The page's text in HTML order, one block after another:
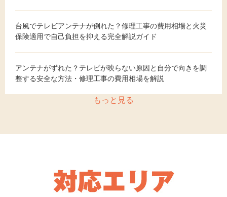
台風でテレビアンテナが倒れた？修理工事の費用相場と火災
保険適用で自己負担を抑える完全解説ガイド
アンテナがずれた？テレビが映らない原因と自分で向きを調
整する安全な方法・修理工事の費用相場を解説
もっと見る